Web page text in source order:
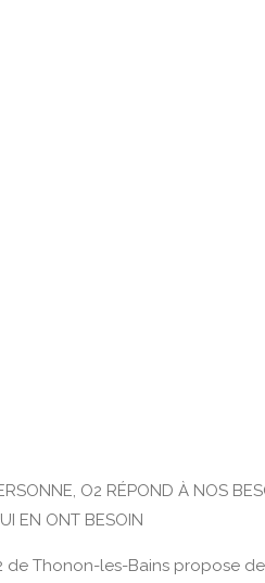
O2 RÉPOND À NOS
EN ONT BESOIN
Thonon-les-Bains propose